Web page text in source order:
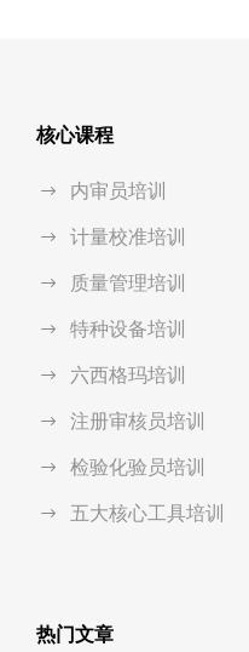
核心课程
内审员培训
计量校准培训
质量管理培训
特种设备培训
六西格玛培训
注册审核员培训
检验化验员培训
五大核心工具培训
热门文章